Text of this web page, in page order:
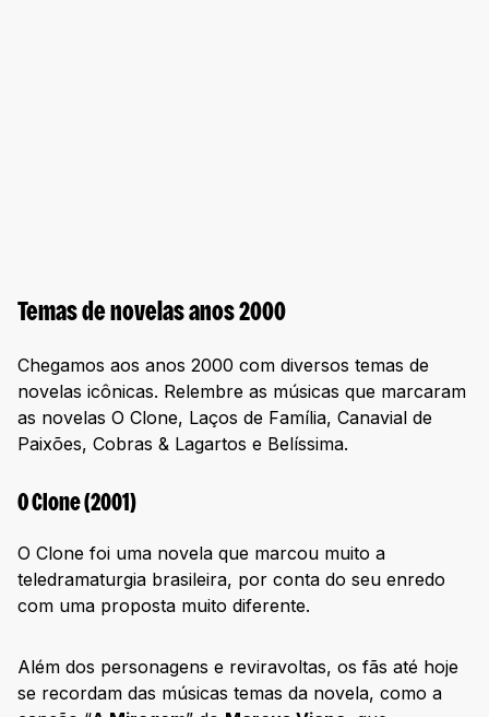
Temas de novelas anos 2000
Chegamos aos anos 2000 com diversos temas de
novelas icônicas. Relembre as músicas que marcaram
as novelas O Clone, Laços de Família, Canavial de
Paixões, Cobras & Lagartos e Belíssima.
O Clone (2001)
O Clone foi uma novela que marcou muito a
teledramaturgia brasileira, por conta do seu enredo
com uma proposta muito diferente.
Além dos personagens e reviravoltas, os fãs até hoje
se recordam das músicas temas da novela, como a